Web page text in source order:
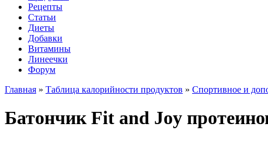
Рецепты
Статьи
Диеты
Добавки
Витамины
Линеечки
Форум
Главная » Таблица калорийности продуктов » Спортивное и
Батончик Fit and Joy